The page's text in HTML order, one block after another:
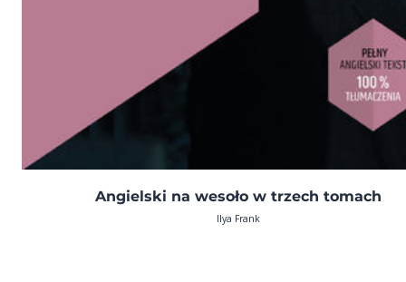
Angielski na wesoło w trzech tomach
Ilya Frank